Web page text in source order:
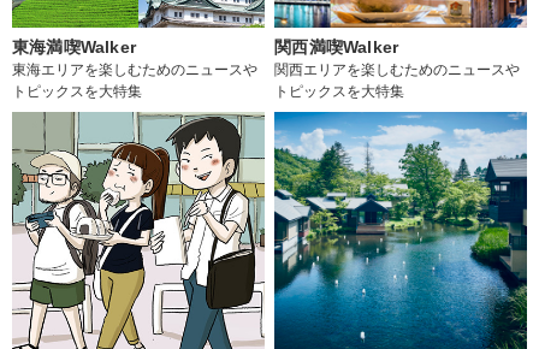
東海満喫Walker
東海エリアを楽しむためのニュースや
トピックスを大特集
関西満喫Walker
関西エリアを楽しむためのニュースや
トピックスを大特集